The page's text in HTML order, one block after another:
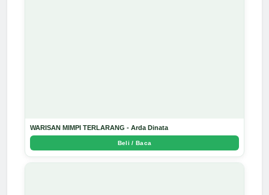
WARISAN MIMPI TERLARANG - Arda Dinata
Beli / Baca